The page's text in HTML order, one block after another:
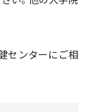
センターにご相